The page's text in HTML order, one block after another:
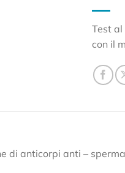
Test
con il
di anticorpi anti –